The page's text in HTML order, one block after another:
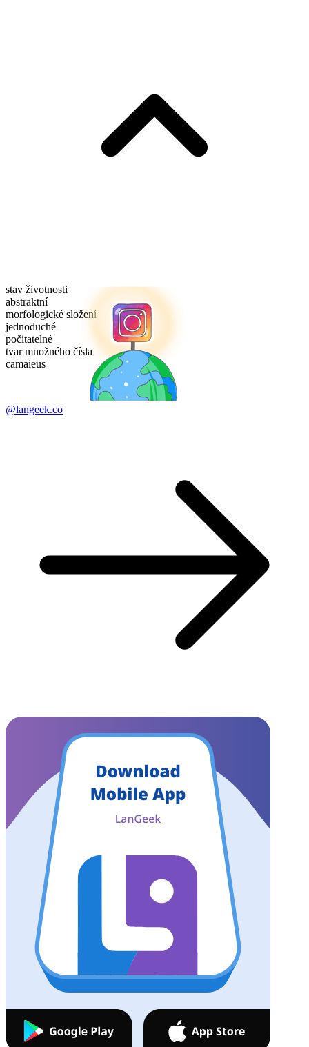
stav životnosti
abstraktní
morfologické složení
jednoduché
počitatelné
tvar množného čísla
camaieus
@langeek.co